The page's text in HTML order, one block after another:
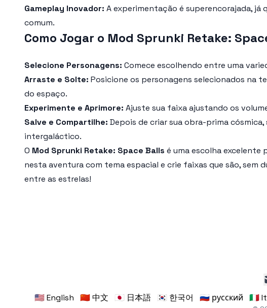
Gameplay Inovador: A experimentação é superencorajada,
comum.
Como Jogar o Mod Sprunki Retake:
Selecione Personagens: Comece escolhendo entre uma
Arraste e Solte: Posicione os personagens selecionados na
do espaço.
Experimente e Aprimore: Ajuste sua faixa ajustando os
Salve e Compartilhe: Depois de criar sua obra-prima
intergaláctico.
O Mod Sprunki Retake: Space Balls é uma escolha excelente
nesta aventura com tema espacial e crie faixas que são, sem
entre as estrelas!
🇺🇸 English 🇨🇳 中文 🇯🇵 日本語 🇰🇷 한국어 🇷🇺 русский 🇮🇹